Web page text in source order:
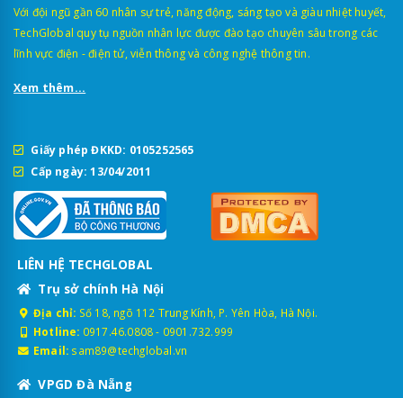
Với đội ngũ gần 60 nhân sự trẻ, năng động, sáng tạo và giàu nhiệt huyết,
TechGlobal quy tụ nguồn nhân lực được đào tạo chuyên sâu trong các
lĩnh vực điện - điện tử, viễn thông và công nghệ thông tin.
Xem thêm...
Giấy phép ĐKKD: 0105252565
Cấp ngày: 13/04/2011
LIÊN HỆ TECHGLOBAL
Trụ sở chính Hà Nội
Địa chỉ: Số 18, ngõ 112 Trung Kính, P. Yên Hòa, Hà Nội.
Hotline: 0917.46.0808- 0901.732.999
Email: sam89@techglobal.vn
VPGD Đà Nẵng